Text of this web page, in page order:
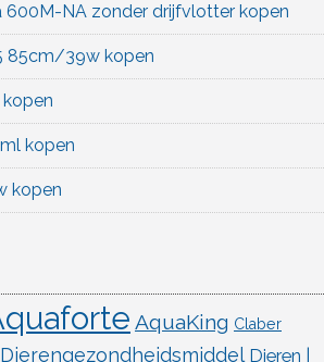
600M-NA zonder drijfvlotter kopen
85cm/39w kopen
kopen
kopen
kopen
AquaKing Claber
Dieren |